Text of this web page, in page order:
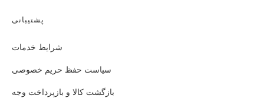
پشتیبانی
شرایط خدمات
سیاست حفظ حریم خصوصی
بازگشت کالا و بازپرداخت وجه